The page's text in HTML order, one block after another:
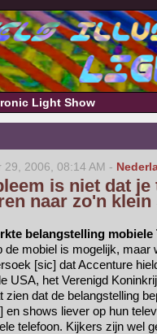
Light Show
29, 2006, 08:14 AM -
is niet dat
naar zo'n
belangstelling mobiele
de mobiel is mogelijk,
[sic] dat Accenture
USA, het Verenigd
zien dat de belangstelling
en shows liever op hun
telefoon. Kijkers zijn wel